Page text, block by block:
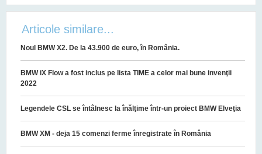
Articole similare...
Noul BMW X2. De la 43.900 de euro, în România.
BMW iX Flow a fost inclus pe lista TIME a celor mai bune invenţii
2022
Legendele CSL se întâlnesc la înălţime într-un proiect BMW Elveţia
BMW XM - deja 15 comenzi ferme înregistrate în România